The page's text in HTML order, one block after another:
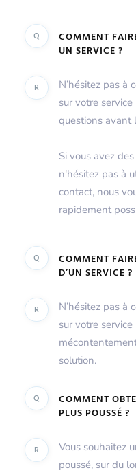
Q
COMMENT
UN SERVICE ?
R
N’hésitez pas à
sur votre
questions avant
Si vous avez
n'hésitez pas à
contact, nous
rapidement
Q
COMMENT
D’UN SERVICE ?
R
N’hésitez pas à
sur votre
solution.
Q
COMMENT
PLUS POUSSÉ ?
R
Vous souhaitez
poussé, sur du